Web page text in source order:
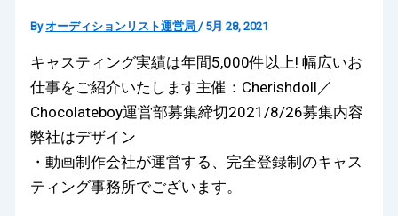
Byオーディションリスト運営局 / 5月 28, 2021
キャスティング実績は年間5,000件以上! 幅広いお
仕事をご紹介いたします主催：Cherishdoll／
Chocolateboy運営部募集締切2021/8/26募集内容
弊社はデザイン
・動画制作会社が運営する、完全登録制のキャス
ティング事務所でございます。